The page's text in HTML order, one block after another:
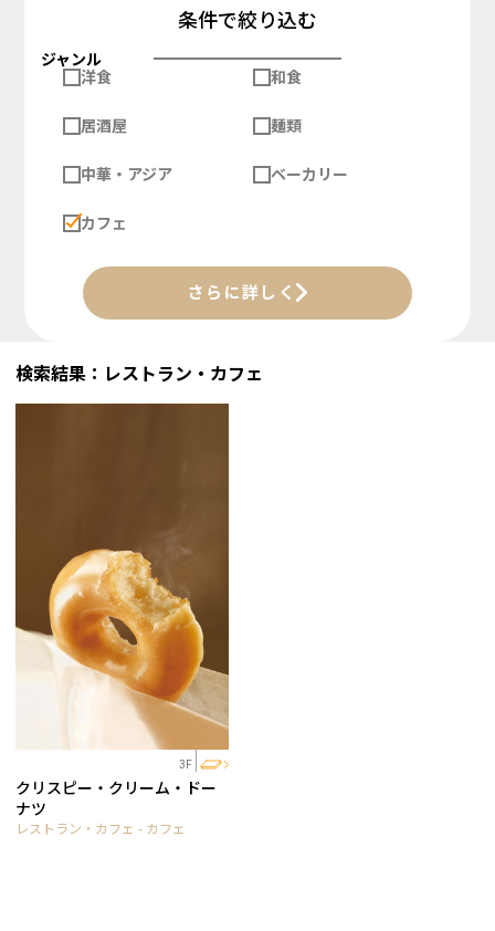
条件で絞り込む
ジャンル
洋食
和食
居酒屋 麺類
中華・アジア ベーカリー
カフェ
さらに詳しく
検索結果：レストラン・カフェ
3F
クリスピー・クリーム・ドー
ナツ
レストラン・カフェ - カフェ